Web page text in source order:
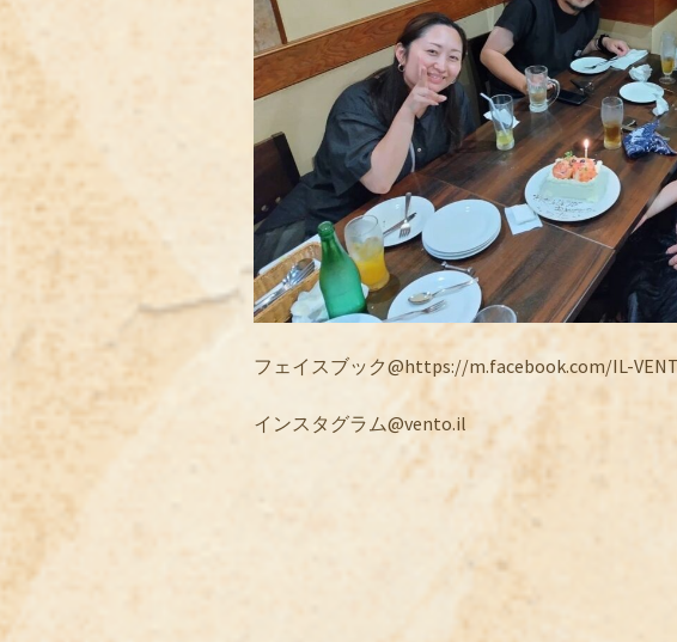
フェイスブック@https://m.facebook.com/IL-
インスタグラム@vento.il